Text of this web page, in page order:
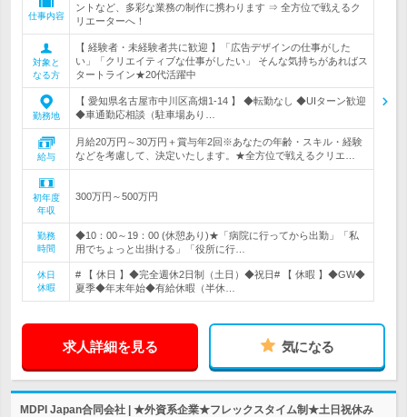
仕事内容
ントなど、多彩な業務の制作に携わります ⇒ 全方位で戦えるク
リエーターへ！
対象と
なる方
【 経験者・未経験者共に歓迎 】「広告デザインの仕事がした
い」「クリエイティブな仕事がしたい」 そんな気持ちがあればス
タートライン★20代活躍中
勤務地
【 愛知県名古屋市中川区高畑1-14 】 ◆転勤なし ◆UIターン歓迎
◆車通勤応相談（駐車場あり…
給与
月給20万円～30万円＋賞与年2回※あなたの年齢・スキル・経験
などを考慮して、決定いたします。★全方位で戦えるクリエ…
初年度
年収
300万円～500万円
勤務
時間
◆10：00～19：00 (休憩あり)★「病院に行ってから出勤」「私
用でちょっと出掛ける」「役所に行…
休日
休暇
# 【 休日 】◆完全週休2日制（土日）◆祝日# 【 休暇 】◆GW◆
夏季◆年末年始◆有給休暇（半休…
求人詳細を見る 気になる
MDPI Japan合同会社 | ★外資系企業★フレックスタイム制★土日祝休み